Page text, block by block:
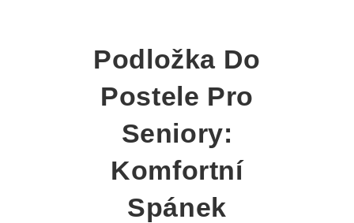
Podložka Do
Postele Pro
Seniory:
Komfortní
Spánek